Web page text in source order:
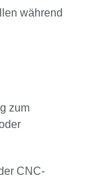
während
zum
CNC-